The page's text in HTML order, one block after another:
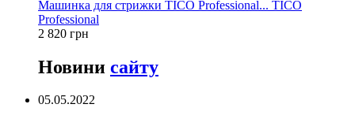
Машинка для стрижки TICO Professional... TICO
Professional
2 820 грн
Новини сайту
05.05.2022